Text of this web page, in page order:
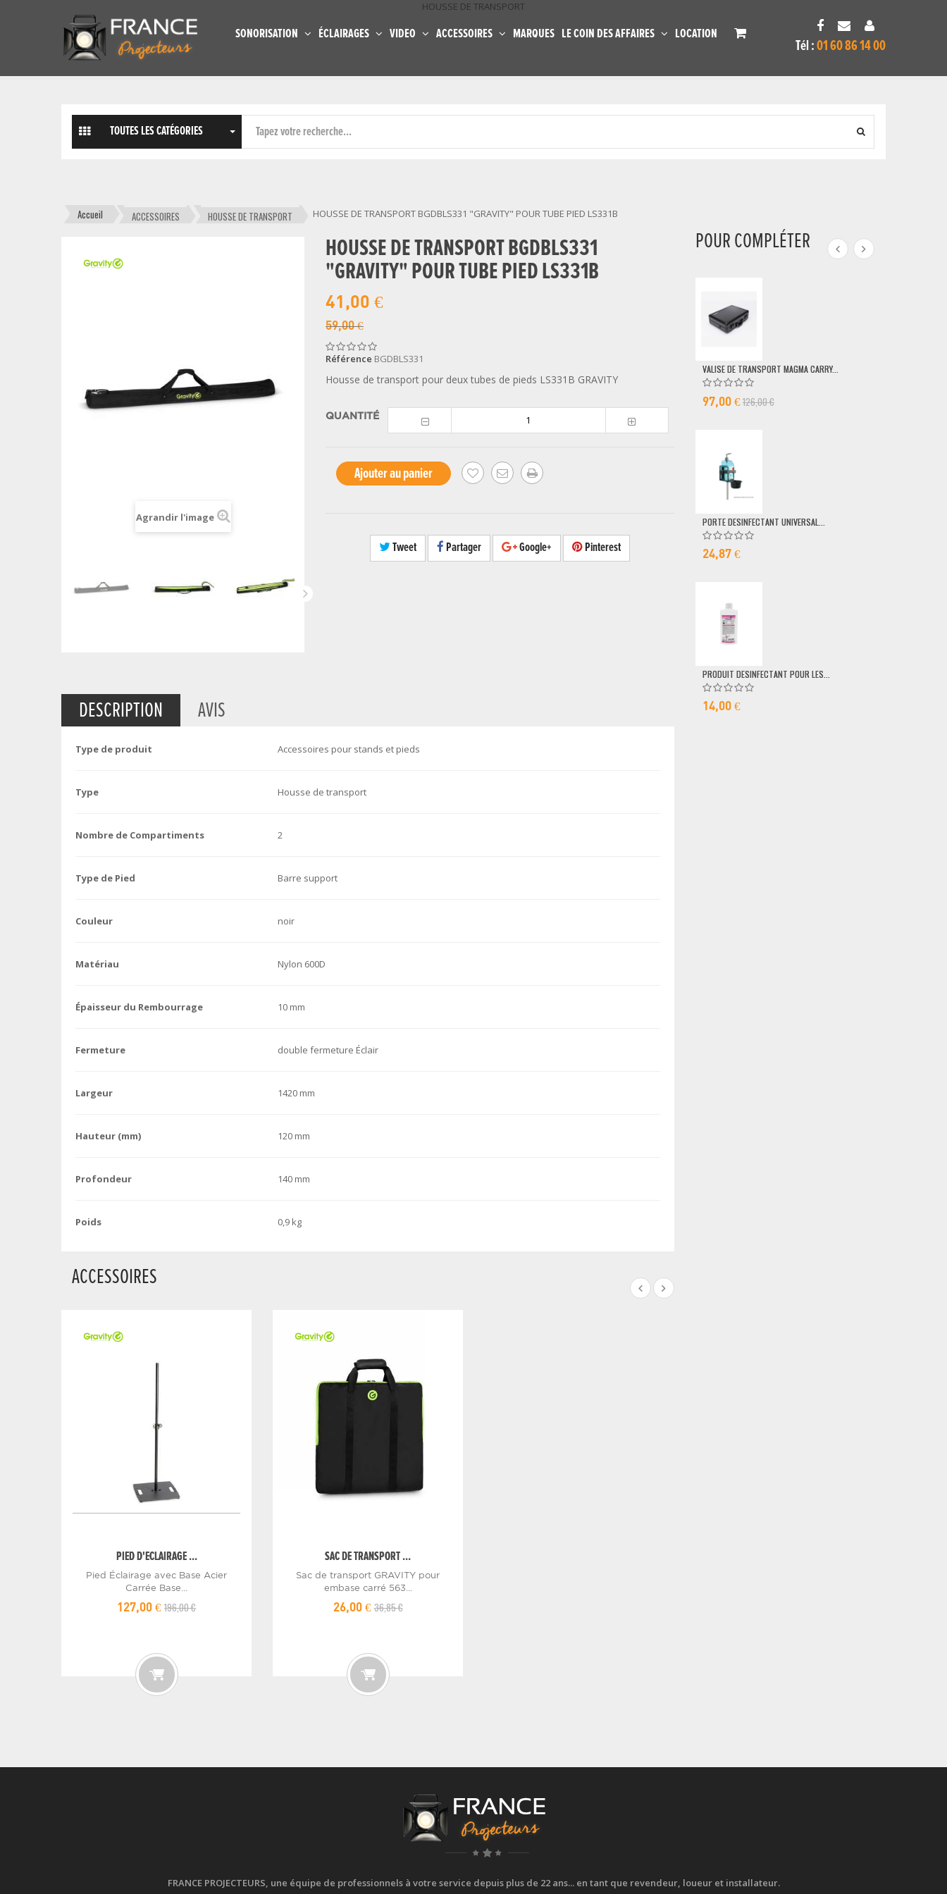
SONORISATION ÉCLAIRAGES VIDEO ACCESSOIRES MARQUES LE COIN DES AFFAIRES LOCATION
Tél : 01 60 86 14 00
HOUSSE DE TRANSPORT
TOUTES LES CATÉGORIES
Accueil ACCESSOIRES HOUSSE DE TRANSPORT HOUSSE DE TRANSPORT BGDBLS331 "GRAVITY" POUR TUBE PIED LS331B
Agrandir l'image
HOUSSE DE TRANSPORT BGDBLS331
"GRAVITY" POUR TUBE PIED LS331B
41,00 €
59,00 €
Référence BGDBLS331
Housse de transport pour deux tubes de pieds LS331B GRAVITY
QUANTITÉ
Ajouter au panier
Tweet Partager Google+ Pinterest
DESCRIPTION AVIS
Type de produit Accessoires pour stands et pieds
Type Housse de transport
Nombre de Compartiments 2
Type de Pied Barre support
Couleur noir
Matériau Nylon 600D
Épaisseur du Rembourrage 10 mm
Fermeture double fermeture Éclair
Largeur 1420 mm
Hauteur (mm) 120 mm
Profondeur 140 mm
Poids 0,9 kg
ACCESSOIRES
PIED D'ECLAIRAGE ...
Pied Éclairage avec Base Acier
Carrée Base...
127,00 € 196,00 €
SAC DE TRANSPORT ...
Sac de transport GRAVITY pour
embase carré 563...
26,00 €36,85 €
POUR COMPLÉTER
VALISE DE TRANSPORT MAGMA CARRY...
97,00 €126,00 €
PORTE DESINFECTANT UNIVERSAL...
24,87 €
PRODUIT DESINFECTANT POUR LES...
14,00 €
FRANCE PROJECTEURS, une équipe de professionnels à votre service depuis plus de 22 ans... en tant que revendeur, loueur et installateur.